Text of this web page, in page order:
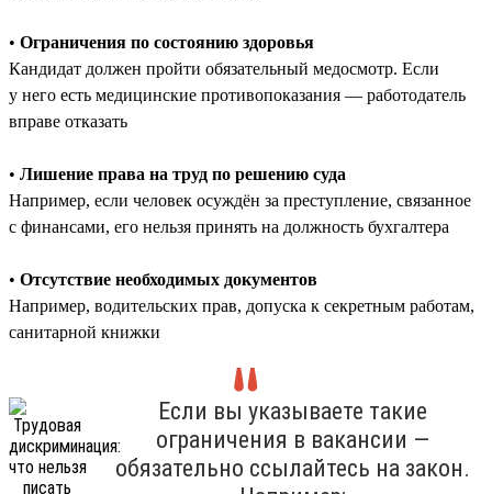
• Ограничения по состоянию здоровья
Кандидат должен пройти обязательный медосмотр. Если
у него есть медицинские противопоказания — работодатель
вправе отказать
• Лишение права на труд по решению суда
Например, если человек осуждён за преступление, связанное
с финансами, его нельзя принять на должность бухгалтера
• Отсутствие необходимых документов
Например, водительских прав, допуска к секретным работам,
санитарной книжки
Если вы указываете такие
ограничения в вакансии —
обязательно ссылайтесь на закон.